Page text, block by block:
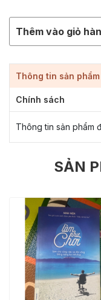
Thêm vào giỏ
Thông tin sản phẩm
Chính sách
Thông tin sản phẩm
SẢN